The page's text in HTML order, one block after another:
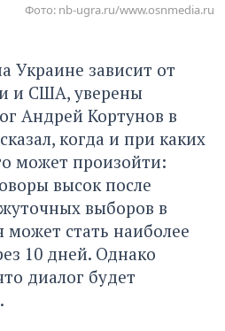
Фото: nb-ugra.ru/www.osnmedia.ru
Украине зависит от
и США, уверены
Андрей Кортунов в
когда и при каких
может произойти:
высок после
выборов в
может стать наиболее
10 дней. Однако
диалог будет